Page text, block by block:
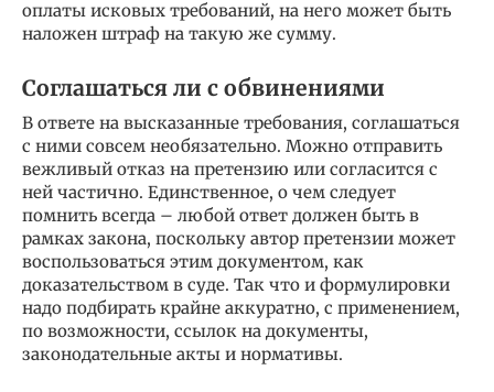
оплаты исковых требований, на него может быть
наложен штраф на такую же сумму.
Соглашаться ли с обвинениями
В ответе на высказанные требования, соглашаться
с ними совсем необязательно. Можно отправить
вежливый отказ на претензию или согласится с
ней частично. Единственное, о чем следует
помнить всегда – любой ответ должен быть в
рамках закона, поскольку автор претензии может
воспользоваться этим документом, как
доказательством в суде. Так что и формулировки
надо подбирать крайне аккуратно, с применением,
по возможности, ссылок на документы,
законодательные акты и нормативы.